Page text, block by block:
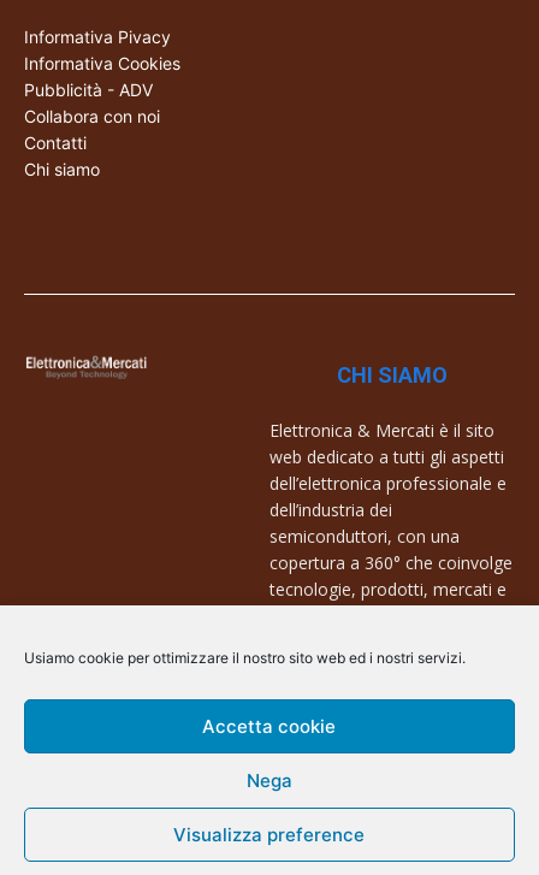
Usiamo cookie per ottimizzare il nostro sito web ed i nostri servizi.
Accetta cookie
Nega
Visualizza preference
Informativa Pivacy
Informativa Cookies
Pubblicità - ADV
Collabora con noi
Contatti
Chi siamo
CHI SIAMO
Elettronica & Mercati è il sito
web dedicato a tutti gli aspetti
dell’elettronica professionale e
dell’industria dei
semiconduttori, con una
copertura a 360° che coinvolge
tecnologie, prodotti, mercati e
Contatti:
info@arscommunication.it
@ArsCommunication 2023